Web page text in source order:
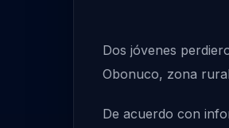
Dos jóvenes
Obonuco, zona
De acuerdo con